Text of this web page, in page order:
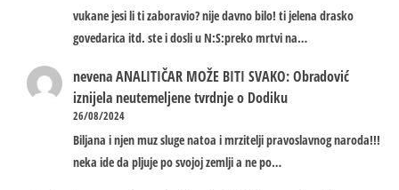
vukane jesi li ti zaboravio? nije davno bilo! ti jelena drasko
govedarica itd. ste i dosli u N:S:preko mrtvi na…
nevenaANALITIČAR MOŽE BITI SVAKO: Obradović
iznijela neutemeljene tvrdnje o Dodiku
26/08/2024
Biljana i njen muz sluge natoa i mrzitelji pravoslavnog naroda!!!
neka ide da pljuje po svojoj zemlji a ne po…